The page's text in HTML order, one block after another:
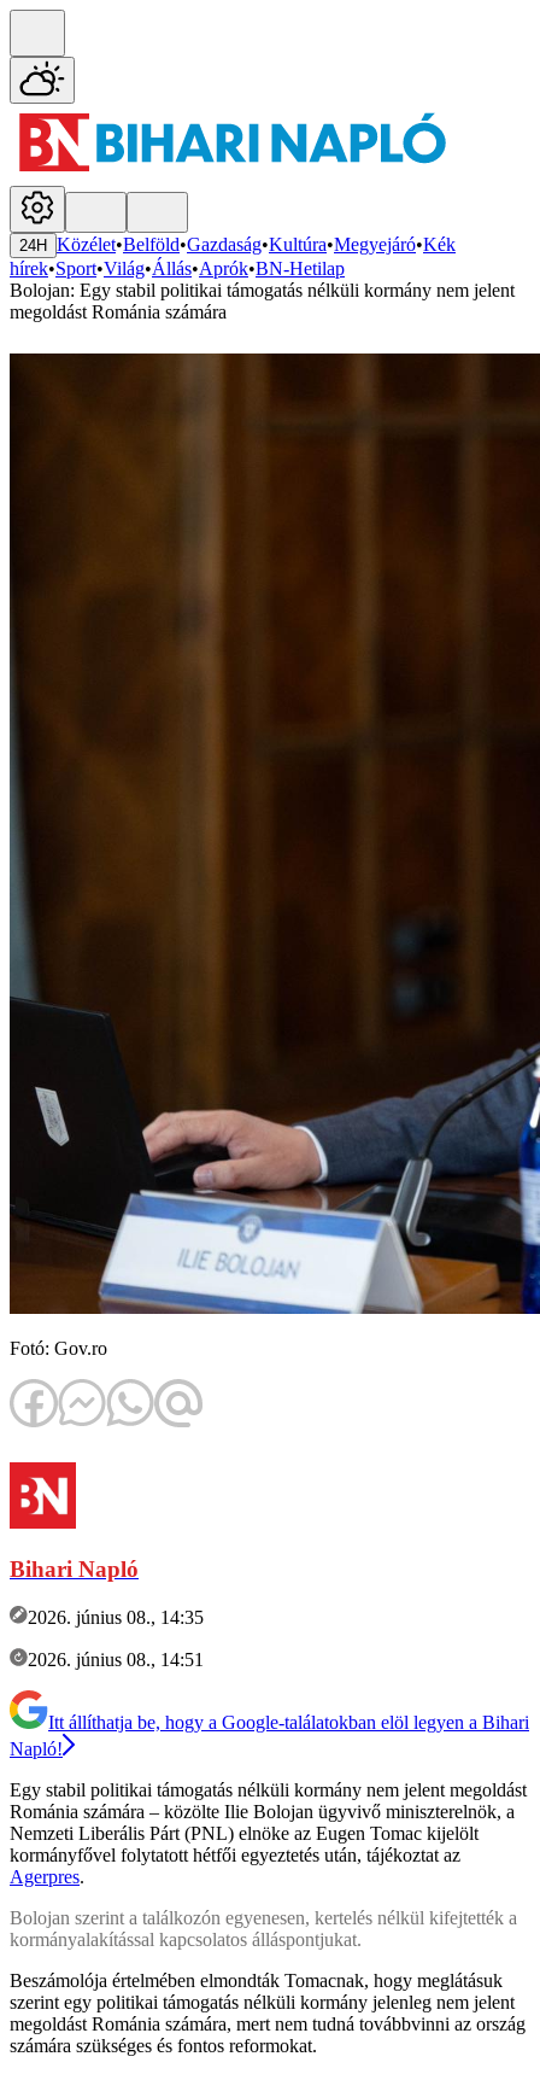
24H Közélet•Belföld•Gazdaság•Kultúra•Megyejáró•Kék
hírek•Sport•Világ•Állás•Aprók•BN-Hetilap
Bolojan: Egy stabil politikai támogatás nélküli kormány nem jelent
megoldást Románia számára
Fotó: Gov.ro
Bihari Napló
2026. június 08., 14:35
2026. június 08., 14:51
Itt állíthatja be, hogy a Google-találatokban elöl legyen a Bihari
Napló!
Egy stabil politikai támogatás nélküli kormány nem jelent megoldást
Románia számára – közölte Ilie Bolojan ügyvivő miniszterelnök, a
Nemzeti Liberális Párt (PNL) elnöke az Eugen Tomac kijelölt
kormányfővel folytatott hétfői egyeztetés után, tájékoztat az
Agerpres.
Bolojan szerint a találkozón egyenesen, kertelés nélkül kifejtették a
kormányalakítással kapcsolatos álláspontjukat.
Beszámolója értelmében elmondták Tomacnak, hogy meglátásuk
szerint egy politikai támogatás nélküli kormány jelenleg nem jelent
megoldást Románia számára, mert nem tudná továbbvinni az ország
számára szükséges és fontos reformokat.